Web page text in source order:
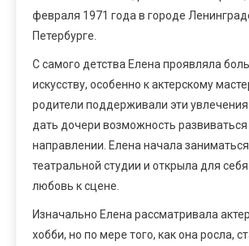
февраля 1971 года в городе
Петербурге.
С самого детства Елена проявляла
искусству, особенно к актерскому
родители поддерживали эти увлечения
дать дочери возможность развиваться
направлении. Елена начала
театральной студии и открыла для
любовь к сцене.
Изначально Елена рассматривала
хобби, но по мере того, как она росла,